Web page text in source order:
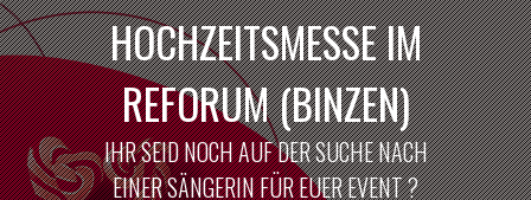
HOCHZEITSMESSE IM
REFORUM (BINZEN)
IHR SEID NOCH AUF DER SUCHE NACH
EINER SÄNGERIN FÜR EUER EVENT ?